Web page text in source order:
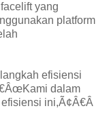
yang
platform
efisiensi
dalam
ini,Ã¢Â€Â